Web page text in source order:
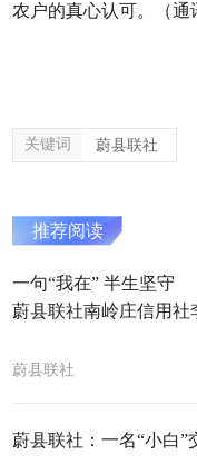
农户的真心认可。 （通
关键词 蔚县联社
推荐阅读
一句“我在” 半生坚守
蔚县联社南岭庄信用
蔚县联社
蔚县联社：一名“小白”